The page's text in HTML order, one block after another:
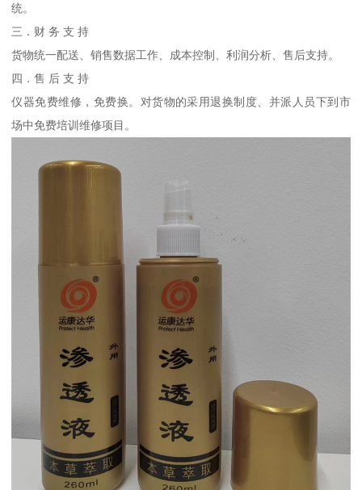
统。
三．财 务 支 持
货物统一配送、销售数据工作、成本控制、利润分析、售后支持。
四．售 后 支 持
仪器免费维修，免费换。对货物的采用退换制度、并派人员下到市
场中免费培训维修项目。